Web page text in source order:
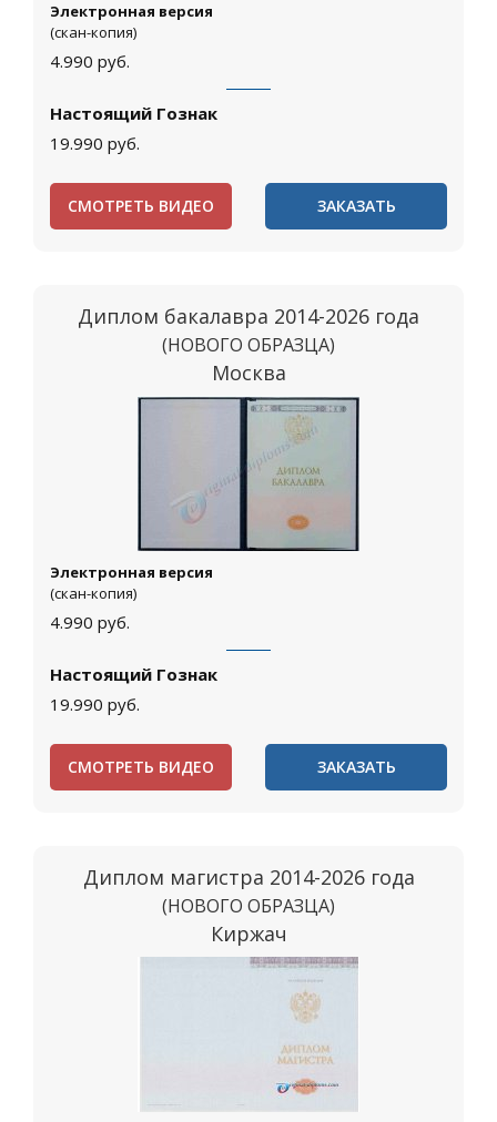
Электронная версия
(скан-копия)
4.990 руб.
Настоящий Гознак
19.990 руб.
СМОТРЕТЬ ВИДЕО ЗАКАЗАТЬ
Диплом бакалавра 2014-2026 года
(НОВОГО ОБРАЗЦА)
Москва
Электронная версия
(скан-копия)
4.990 руб.
Настоящий Гознак
19.990 руб.
СМОТРЕТЬ ВИДЕО ЗАКАЗАТЬ
Диплом магистра 2014-2026 года
(НОВОГО ОБРАЗЦА)
Киржач